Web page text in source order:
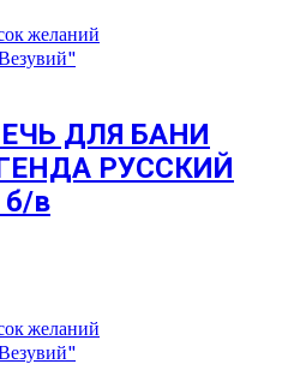
желаний
ДЛЯ БАНИ
РУССКИЙ
б/в
желаний